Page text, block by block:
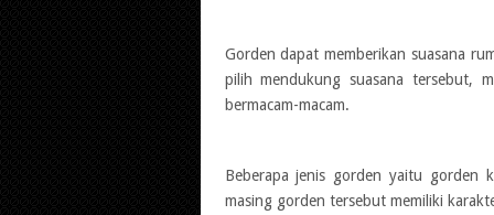
Gorden dapat memberikan suasana
pilih mendukung suasana tersebut,
bermacam-macam.
Beberapa jenis gorden yaitu gorden
masing gorden tersebut memiliki